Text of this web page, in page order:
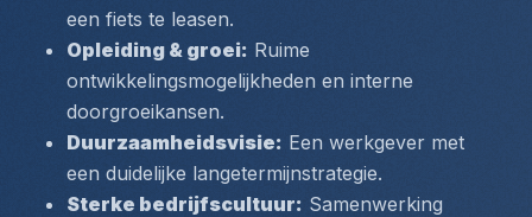
een fiets te leasen.
Opleiding & groei: Ruime
ontwikkelingsmogelijkheden en interne
doorgroeikansen.
Duurzaamheidsvisie: Een werkgever met
een duidelijke langetermijnstrategie.
Sterke bedrijfscultuur: Samenwerking